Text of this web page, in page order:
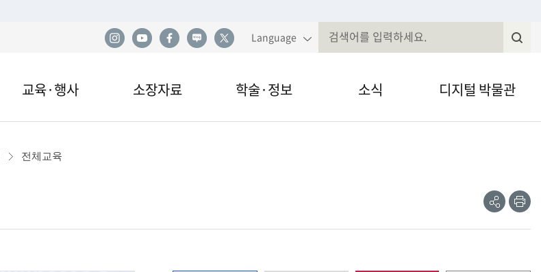
Language
교육·행사 소장자료 학술·정보
산
소식 디지털 박물관
전체교육
인
쇄
공
유